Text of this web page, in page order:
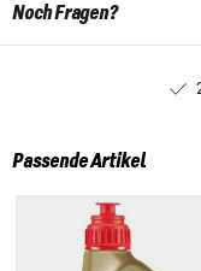
Noch Fragen?
Passende Artikel